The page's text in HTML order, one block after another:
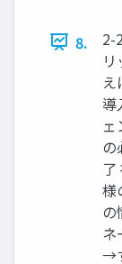
8.
2-
え
導
了
様
の
ネ
→